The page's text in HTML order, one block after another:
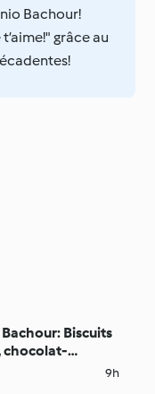
Bachour!
grâce au
Biscuits
chocolat-
(métrique)
9h